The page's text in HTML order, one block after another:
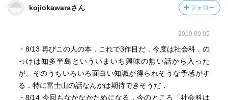
kojiokawaraさん フォロー
2010.09.05
・8/13 再びこの人の本．これで3作目だ．今度は社会科．の
っけは知多半島といういまいち興味の無い話から入った
が、そのうちいろいろ面白い知識が得られそうな予感がす
る．特に富士山の話なんかは期待できそうだ．
・8/14 今回もなかなかためになる．今のところ「社会科は